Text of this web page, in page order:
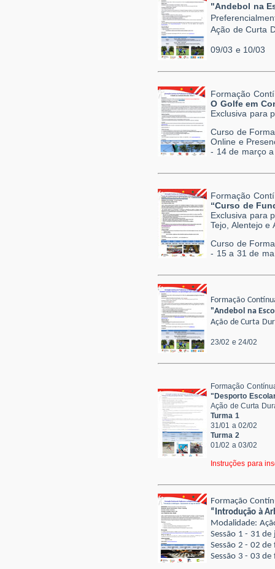
"Andebol na
Ação de Curta
09/03 e 10/03
Formação
O Golfe em
Exclusiva para
Curso de
Online e
- 14 de março
Formação
“Curso de
Exclusiva para
Tejo, Alentejo e
Curso de
- 15 a 31 de
Formação
"Andebol na
Ação de Curta
23/02 e 24/02
Formação
"Desporto
Ação de Curta
Turma 1
31/01 a 02/02
Turma 2
01/02 a 03/02
Instruções para
Formação
“Introdução à
Modalidade:
Sessão 1 - 31
Sessão 2 - 02
Sessão 3 - 03